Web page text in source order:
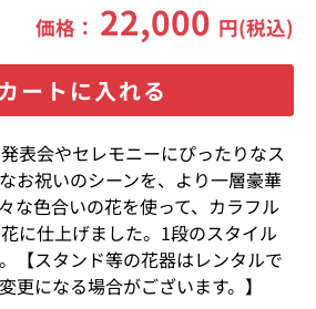
価格： 22,000 円(税込)
カートに入れる
表会やセレモニーにぴったりなス
お祝いのシーンを、より一層豪華
な色合いの花を使って、カラフル
に仕上げました。1段のスタイル
【スタンド等の花器はレンタルで
更になる場合がございます。】